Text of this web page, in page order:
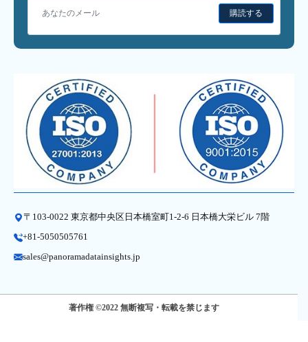
購読する
〒103-0022 東京都中央区日本橋室町1-2-6 日本橋大栄ビル 7階
+81-5050505761
sales@panoramadatainsights.jp
著作権 ©2022 無断複写・転載を禁じます